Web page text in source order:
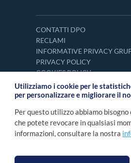
CONTATTI DPO
RECLAMI
INFORMATIVE PRIVACY
PRIVACY POLICY
COOKIES POLICY
Utilizziamo i cookie per le
per personalizzare e migliorare il
Per questo utilizzo abbiamo bisogno
che potete revocare in qualsiasi
informazioni, consultare la nostra